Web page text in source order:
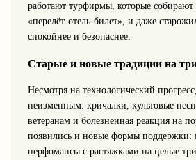
работают турфирмы, которые собирают
«перелёт‑отель‑билет», и даже
спокойнее и безопаснее.
Старые и новые традиции на
Несмотря на технологический
неизменным: кричалки, культовые
ветеранам и болезненная реакция на
появились и новые формы поддержки:
перфомансы с растяжками на целые